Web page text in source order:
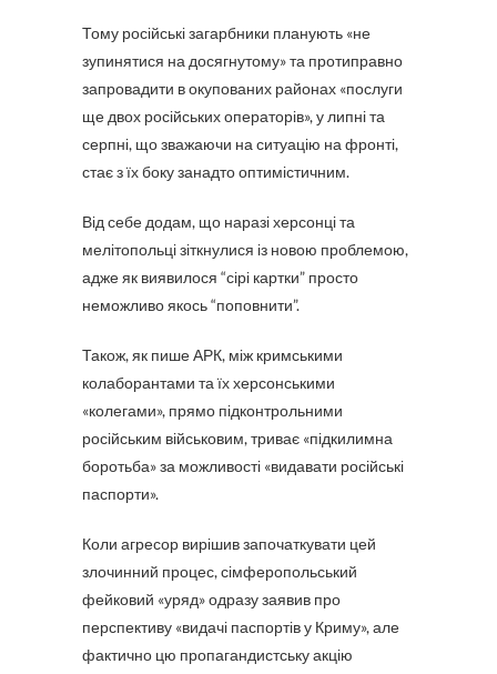
Тому російські загарбники планують «не
зупинятися на досягнутому» та протиправно
запровадити в окупованих районах «послуги
ще двох російських операторів», у липні та
серпні, що зважаючи на ситуацію на фронті,
стає з їх боку занадто оптимістичним.
Від себе додам, що наразі херсонці та
мелітопольці зіткнулися із новою проблемою,
адже як виявилося “сірі картки” просто
неможливо якось “поповнити”.
Також, як пише АРК, між кримськими
колаборантами та їх херсонськими
«колегами», прямо підконтрольними
російським військовим, триває «підкилимна
боротьба» за можливості «видавати російські
паспорти».
Коли агресор вирішив започаткувати цей
злочинний процес, сімферопольський
фейковий «уряд» одразу заявив про
перспективу «видачі паспортів у Криму», але
фактично цю пропагандистську акцію